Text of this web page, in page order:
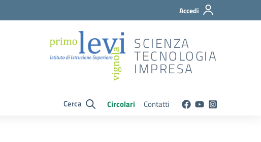
Accedi
SCIENZA
TECNOLOGIA
IMPRESA
Cerca Circolari Contatti